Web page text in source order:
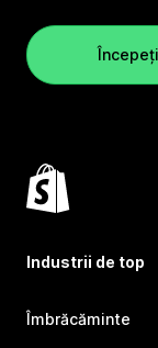
Industrii de top
Îmbrăcăminte